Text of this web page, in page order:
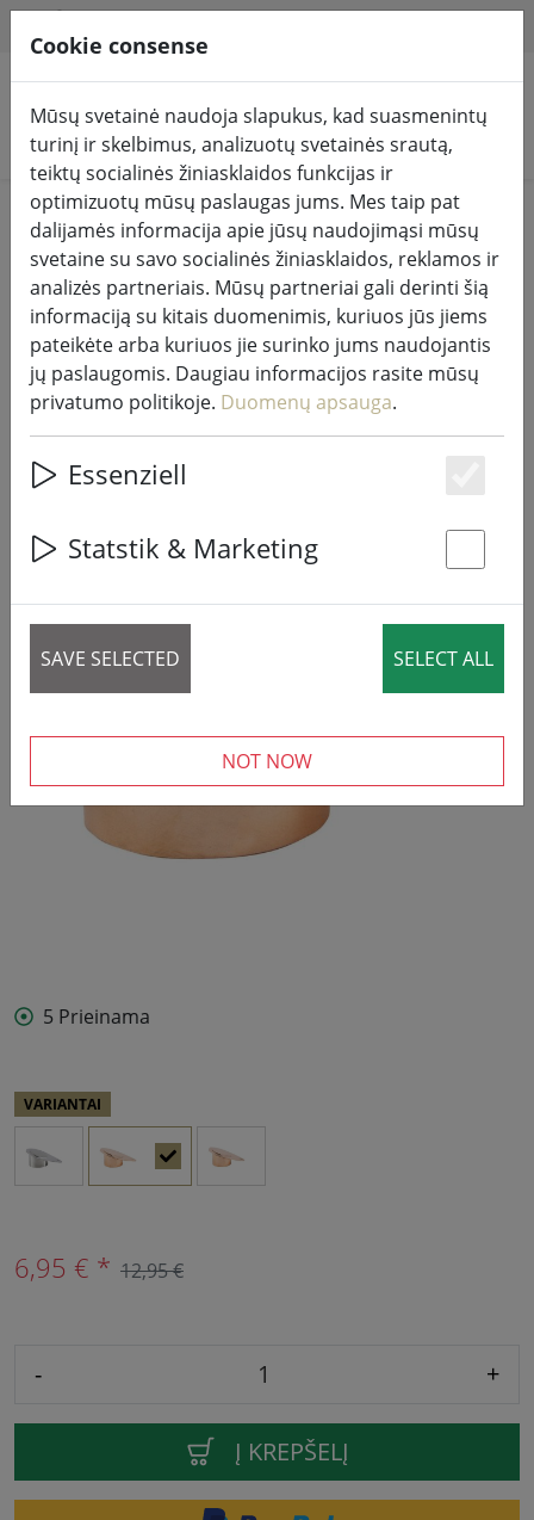
Ieškoti produktų
Home Gyvenimas Žvakės ir žibintai
Zonos gesinimo varpas PISA
kaimiškas varis
5 Prieinama
VARIANTAI
6,95 € * 12,95 €
- +
Į KREPŠELĮ
Cookie consense
Mūsų svetainė naudoja slapukus, kad suasmenintų
turinį ir skelbimus, analizuotų svetainės srautą,
teiktų socialinės žiniasklaidos funkcijas ir
optimizuotų mūsų paslaugas jums. Mes taip pat
dalijamės informacija apie jūsų naudojimąsi mūsų
svetaine su savo socialinės žiniasklaidos, reklamos ir
analizės partneriais. Mūsų partneriai gali derinti šią
informaciją su kitais duomenimis, kuriuos jūs jiems
pateikėte arba kuriuos jie surinko jums naudojantis
jų paslaugomis. Daugiau informacijos rasite mūsų
privatumo politikoje. Duomenų apsauga.
Essenziell
Statstik & Marketing
SAVE SELECTED SELECT ALL
NOT NOW